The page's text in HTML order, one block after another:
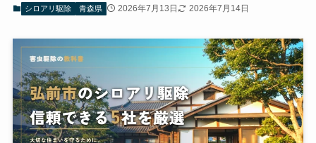
シロアリ駆除 青森県 2026年7月13日 2026年7月14日